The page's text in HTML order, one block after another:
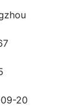
20